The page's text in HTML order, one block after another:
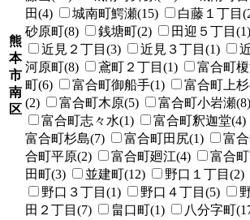
熊
本
市
南
区
田(4)
城南町鰐瀬(15) 白藤１丁目
砂原町(8)
銭塘町(2) 田迎５丁目(1)
近見２丁目(3)
近見３丁目(1)
河原町(8)
鳶町２丁目(1) 富合町
町(6)
富合町御船手(1) 富合町上
(2)
富合町木原(5) 富合町小岩瀬(8)
富合町志々水(1)
富合町釈迦堂(4)
富合町杉島(7)
富合町田尻(1) 富
合町平原(2)
富合町廻江(4) 富合
田町(3)
並建町(12) 野口１丁目(2)
野口３丁目(1)
野口４丁目(5)
田２丁目(7)
畠口町(1) 八分字町